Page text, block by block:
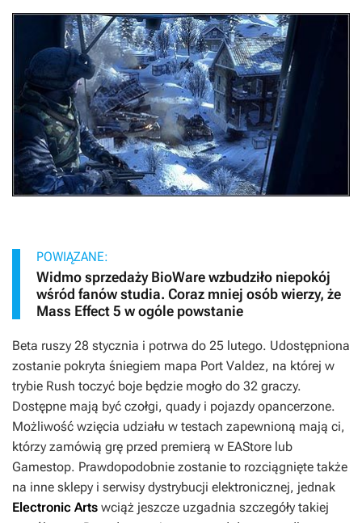
POWIĄZANE:
Widmo sprzedaży BioWare wzbudziło niepokój
wśród fanów studia. Coraz mniej osób wierzy, że
Mass Effect 5 w ogóle powstanie
Beta ruszy 28 stycznia i potrwa do 25 lutego. Udostępniona
zostanie pokryta śniegiem mapa Port Valdez, na której w
trybie Rush toczyć boje będzie mogło do 32 graczy.
Dostępne mają być czołgi, quady i pojazdy opancerzone.
Możliwość wzięcia udziału w testach zapewnioną mają ci,
którzy zamówią grę przed premierą w EAStore lub
Gamestop. Prawdopodobnie zostanie to rozciągnięte także
na inne sklepy i serwisy dystrybucji elektronicznej, jednak
Electronic Arts wciąż jeszcze uzgadnia szczegóły takiej